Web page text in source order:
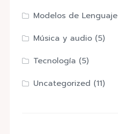
Modelos de Lenguaje
Música y audio (5)
Tecnología (5)
Uncategorized (11)